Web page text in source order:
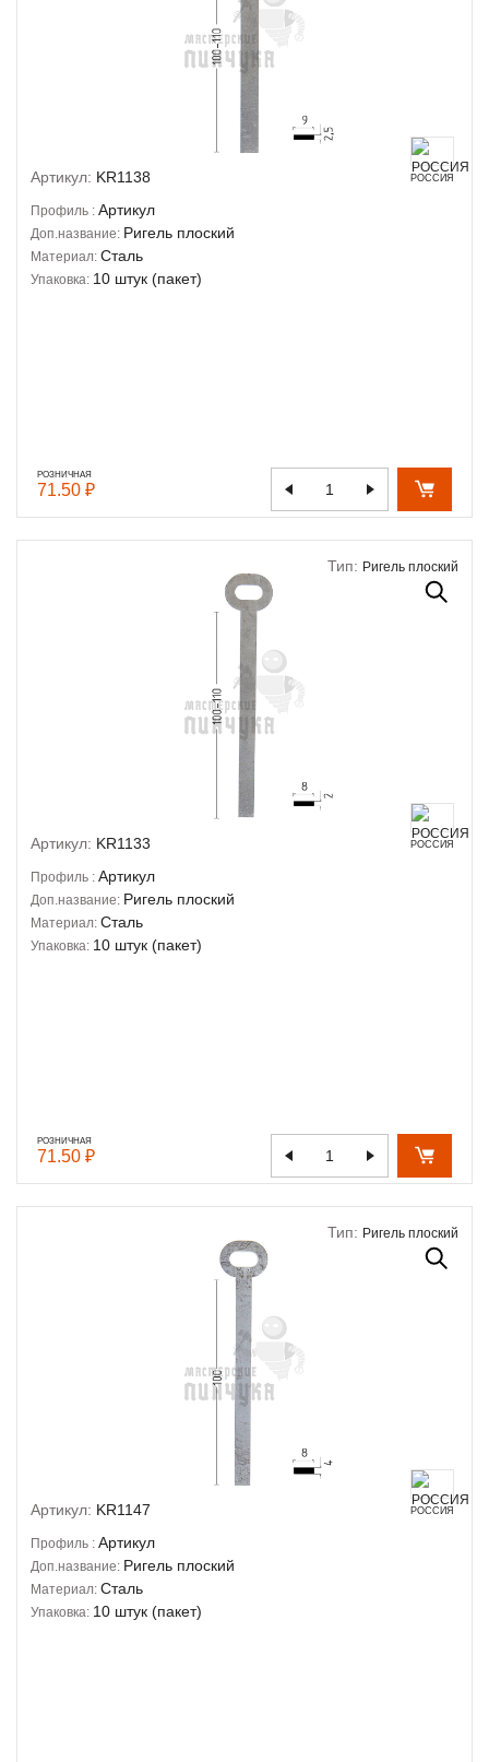
Артикул: KR1138 РОССИЯ
Профиль : Артикул
Доп.название: Ригель плоский
Материал: Сталь
Упаковка: 10 штук (пакет)
РОЗНИЧНАЯ
71.50 ₽
Тип: Ригель плоский
Артикул: KR1133 РОССИЯ
Профиль : Артикул
Доп.название: Ригель плоский
Материал: Сталь
Упаковка: 10 штук (пакет)
РОЗНИЧНАЯ
71.50 ₽
Тип: Ригель плоский
Артикул: KR1147 РОССИЯ
Профиль : Артикул
Доп.название: Ригель плоский
Материал: Сталь
Упаковка: 10 штук (пакет)